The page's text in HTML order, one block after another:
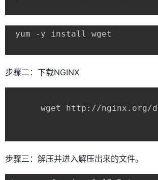
yum -y install wget
步骤二：下载NGINX
wget http://nginx.org/
步骤三：解压并进入解压出来的文件。